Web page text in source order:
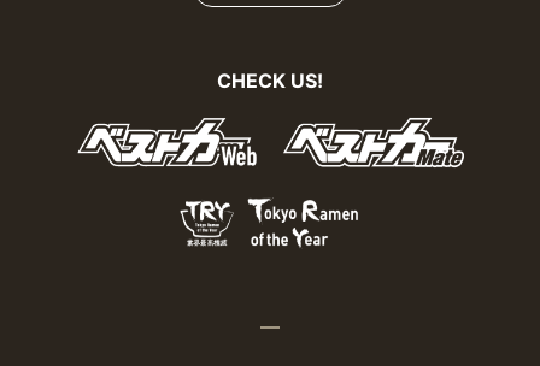
CHECK US!